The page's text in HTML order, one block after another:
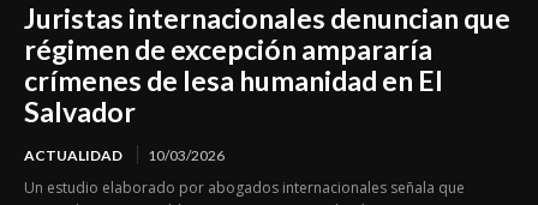
Juristas internacionales denuncian que
régimen de excepción ampararía
crímenes de lesa humanidad en El
Salvador
ACTUALIDAD 10/03/2026
Un estudio elaborado por abogados internacionales señala que